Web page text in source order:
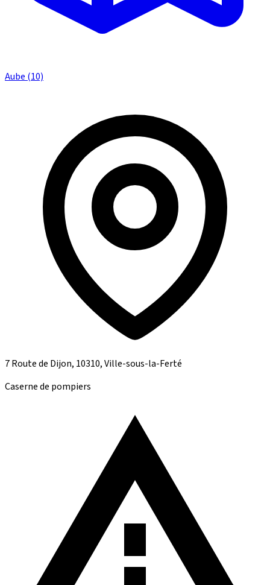
Aube (10)
7 Route de Dijon, 10310, Ville-sous-la-Ferté
Caserne de pompiers